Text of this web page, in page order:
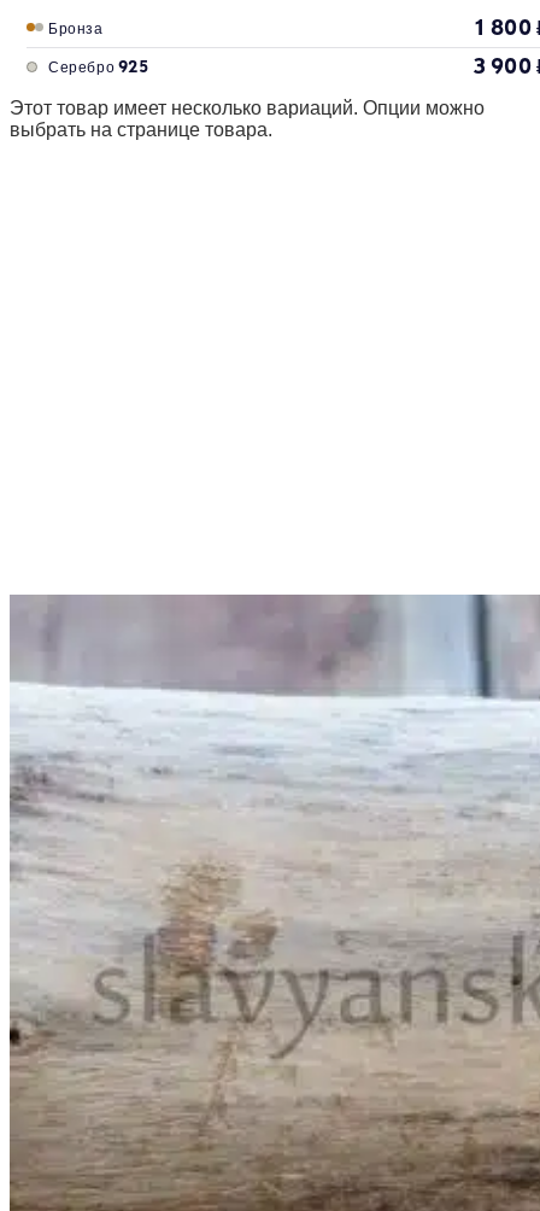
Бронза 1 800
Серебро 925 3 900
Этот товар имеет несколько вариаций. Опции можно
выбрать на странице товара.